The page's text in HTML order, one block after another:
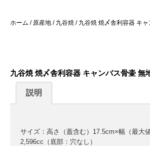
ホーム / 原産地 / 九谷焼 / 九谷焼 焼〆舎利容器 キ
九谷焼 焼〆舎利容器 キャンバス骨壷 無
説明
サイズ：高さ（蓋含む）17.5cm×幅（最大
2,596cc（底部：穴なし）